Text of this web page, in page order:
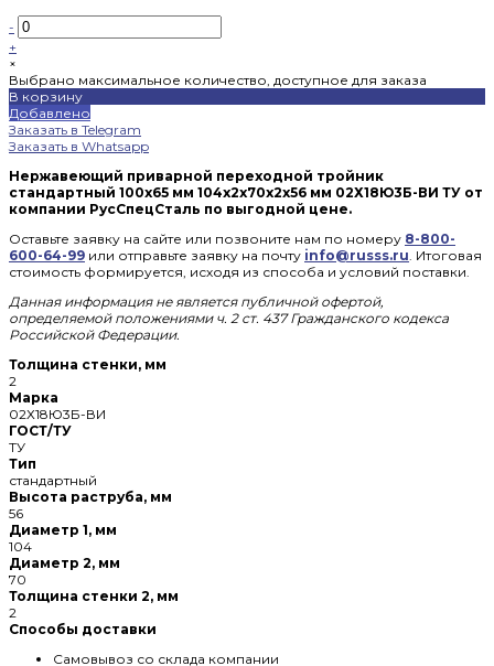
-
+
×
Выбрано максимальное количество, доступное для заказа
В корзину
Добавлено
Заказать в Telegram
Заказать в Whatsapp
Нержавеющий приварной переходной тройник
стандартный 100х65 мм 104х2х70х2х56 мм 02Х18Ю3Б-ВИ ТУ от
компании РусСпецСталь по выгодной цене.
Оставьте заявку на сайте или позвоните нам по номеру 8-800-
600-64-99 или отправьте заявку на почту info@russs.ru. Итоговая
стоимость формируется, исходя из способа и условий поставки.
Данная информация не является публичной офертой,
определяемой положениями ч. 2 ст. 437 Гражданского кодекса
Российской Федерации.
Толщина стенки, мм
2
Марка
02Х18Ю3Б-ВИ
ГОСТ/ТУ
ТУ
Тип
стандартный
Высота раструба, мм
56
Диаметр 1, мм
104
Диаметр 2, мм
70
Толщина стенки 2, мм
2
Способы доставки
Самовывоз со склада компании